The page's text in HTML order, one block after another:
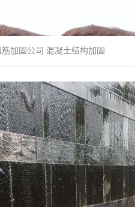
加固公司 混凝土结构加固